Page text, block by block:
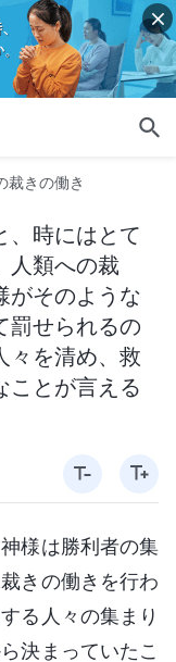
裁きの働き
、時にはとて
人類への裁
がそのような
罰せられるの
を清め、救
ことが言える
様は勝利者の集
きの働きを行わ
る人々の集まり
決まっていたこ